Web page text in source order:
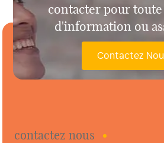
contacter pour toute
d'information ou
Contactez
contactez nous